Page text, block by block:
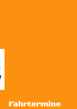
Fahrtermine